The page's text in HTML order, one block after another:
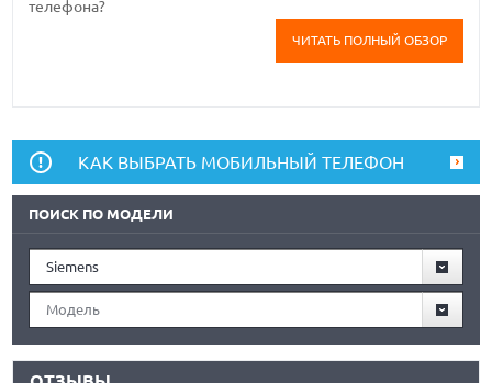
телефона?
ЧИТАТЬ ПОЛНЫЙ ОБЗОР
КАК ВЫБРАТЬ МОБИЛЬНЫЙ ТЕЛЕФОН
ПОИСК ПО МОДЕЛИ
Siemens
Модель